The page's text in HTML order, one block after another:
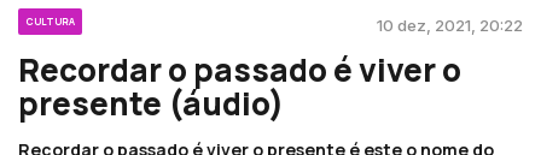
CULTURA 10 dez, 2021, 20:22
Recordar o passado é viver o
presente (áudio)
Recordar o passado é viver o presente é este o nome do